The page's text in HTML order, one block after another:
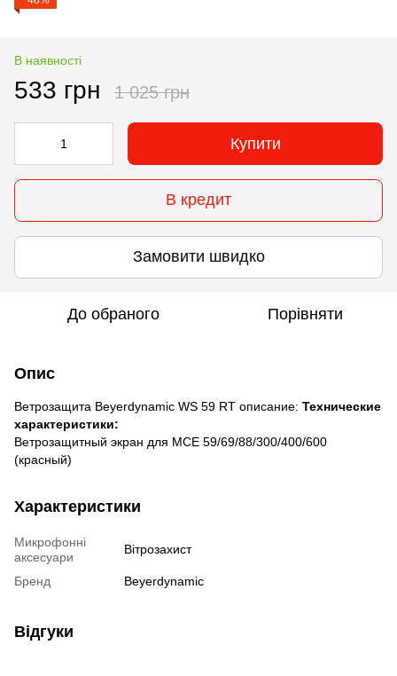
В наявності
533 грн 1 025 грн
Купити
В кредит
Замовити швидко
До обраного Порівняти
Опис
Ветрозащита Beyerdynamic WS 59 RT описание: Технические
характеристики:
Ветрозащитный экран для MCE 59/69/88/300/400/600
(красный)
Характеристики
Микрофонні
аксесуари
Вітрозахист
Бренд Beyerdynamic
Відгуки